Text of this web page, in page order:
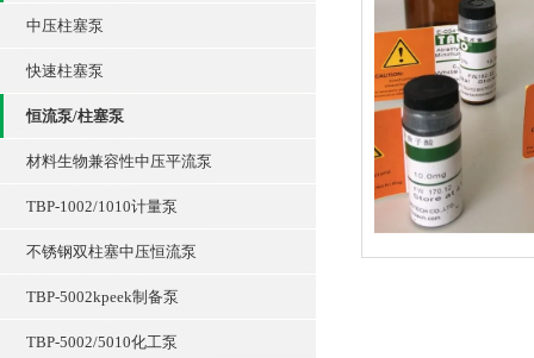
中压柱塞泵
快速柱塞泵
恒流泵/柱塞泵
材料生物兼容性中压平流泵
TBP-1002/1010计量泵
不锈钢双柱塞中压恒流泵
TBP-5002kpeek制备泵
TBP-5002/5010化工泵